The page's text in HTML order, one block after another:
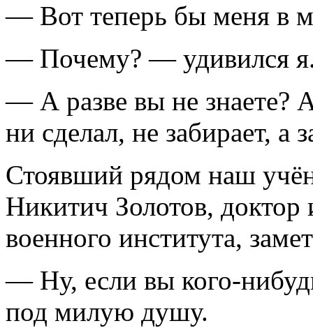
— Вот теперь бы меня в
— Почему? — удивился
— А разве вы не знаете?
ни сделал, не забирает,
Стоявший рядом наш
Никитич Золотов, доктор
военного института,
— Ну, если вы кого-
под милую душу.